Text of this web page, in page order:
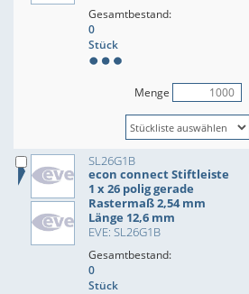
Gesamtbestand:
0
Stück
Menge
SL26G1B
econ connect Stiftleiste
1 x 26 polig gerade
Rastermaß 2,54 mm
Länge 12,6 mm
EVE: SL26G1B
Gesamtbestand:
0
Stück